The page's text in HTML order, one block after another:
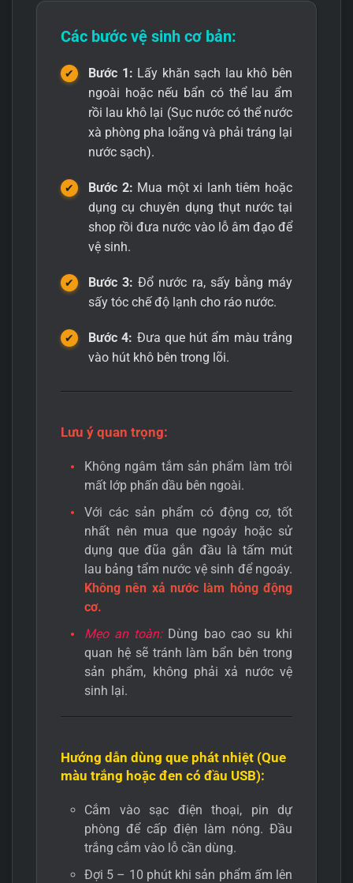
Các bước vệ sinh cơ bản:
Bước 1: Lấy khăn sạch lau khô bên
ngoài hoặc nếu bẩn có thể lau ẩm
rồi lau khô lại (Sục nước có thể nước
xà phòng pha loãng và phải tráng lại
nước sạch).
Bước 2: Mua một xi lanh tiêm hoặc
dụng cụ chuyên dụng thụt nước tại
shop rồi đưa nước vào lỗ âm đạo để
vệ sinh.
Bước 3: Đổ nước ra, sấy bằng máy
sấy tóc chế độ lạnh cho ráo nước.
Bước 4: Đưa que hút ẩm màu trắng
vào hút khô bên trong lõi.
Lưu ý quan trọng:
Không ngâm tắm sản phẩm làm trôi
mất lớp phấn dầu bên ngoài.
Với các sản phẩm có động cơ, tốt
nhất nên mua que ngoáy hoặc sử
dụng que đũa gắn đầu là tấm mút
lau bảng tẩm nước vệ sinh để ngoáy.
Không nên xả nước làm hỏng động
cơ.
Mẹo an toàn:Dùng bao cao su khi
quan hệ sẽ tránh làm bẩn bên trong
sản phẩm, không phải xả nước vệ
sinh lại.
Hướng dẫn dùng que phát nhiệt (Que
màu trắng hoặc đen có đầu USB):
Cắm vào sạc điện thoại, pin dự
phòng để cấp điện làm nóng. Đầu
trắng cắm vào lỗ cần dùng.
Đợi 5 – 10 phút khi sản phẩm ấm lên